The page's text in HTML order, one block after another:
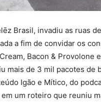
Brasil, invadiu as ruas
a fim de convidar os
Bacon & Provolone
mais de 3 mil pacotes de
Igão e Mítico, do
um roteiro que reuniu